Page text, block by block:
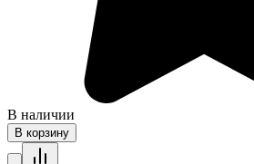
В наличии
В корзину